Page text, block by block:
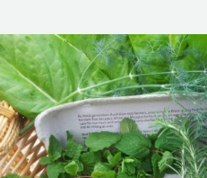
NOS ACTIONS
CONTACT